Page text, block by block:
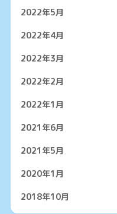
2022年5月
2022年4月
2022年3月
2022年2月
2022年1月
2021年6月
2021年5月
2020年1月
2018年10月